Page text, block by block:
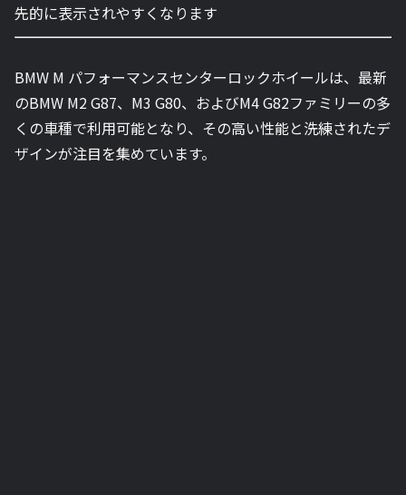
先的に表示されやすくなります
BMW M パフォーマンスセンターロックホイールは、最新
のBMW M2 G87、M3 G80、およびM4 G82ファミリーの多
くの車種で利用可能となり、その高い性能と洗練されたデ
ザインが注目を集めています。